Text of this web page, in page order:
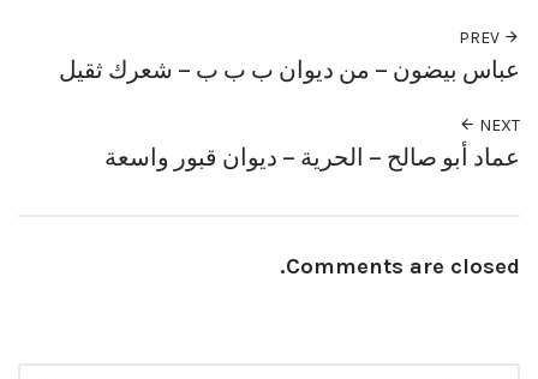
عباس بيضون – من ديوان ب ب ب – شعرك ثقيل
NEXT
عماد أبو صالح – الحرية – ديوان قبور واسعة
Comments are closed.